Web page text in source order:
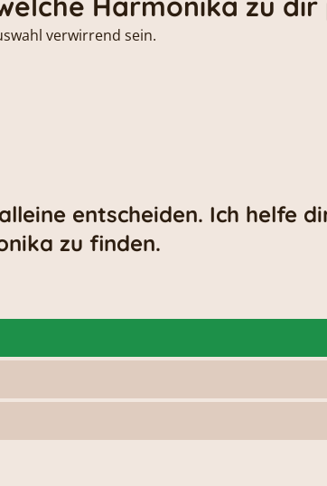
verwirrend sein.
entscheiden. Ich helfe
zu finden.